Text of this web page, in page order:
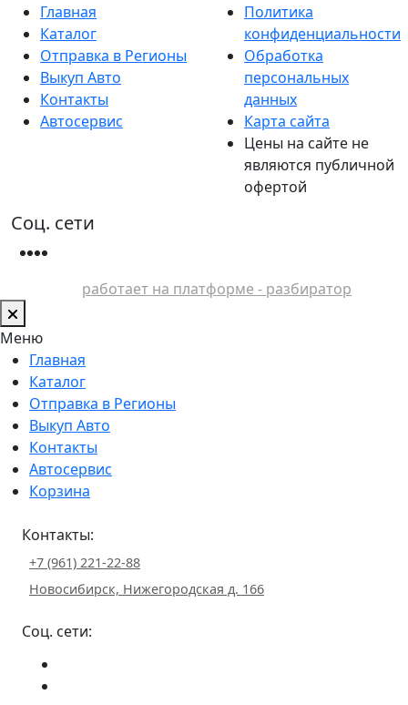
Главная
Каталог
Отправка в Регионы
Выкуп Авто
Контакты
Автосервис
Политика
конфиденциальности
Обработка
персональных
данных
Карта сайта
Цены на сайте не
являются публичной
офертой
Соц. сети
работает на платформе - разбиратор
Меню
Главная
Каталог
Отправка в Регионы
Выкуп Авто
Контакты
Автосервис
Корзина
Контакты:
+7 (961) 221-22-88
Новосибирск, Нижегородская д. 166
Соц. сети: